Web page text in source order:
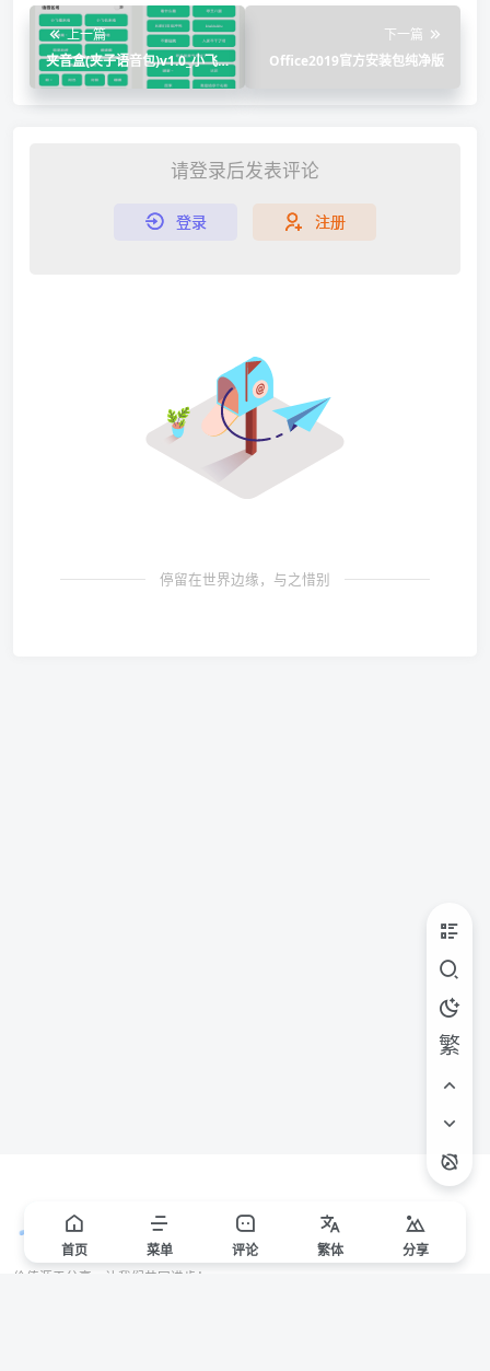
上一篇
夹音盒(夹子语音包)v1.0_小飞
棍来喽
下一篇
Office2019官方安装包纯净版
请登录后发表评论
登录 注册
停留在世界边缘，与之惜别
繁
首页 菜单 评论 繁体 分享
价值源于分享，让我们共同进步！